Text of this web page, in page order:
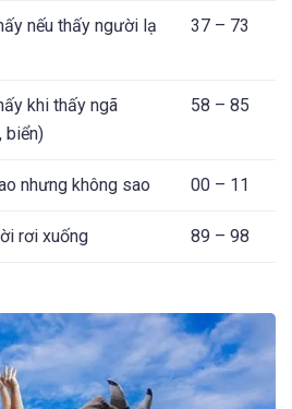
nếu thấy người lạ
37 – 73
khi thấy ngã
biển)
58 – 85
nhưng không sao 00 – 11
rơi xuống 89 – 98